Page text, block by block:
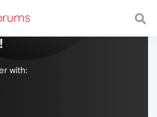
with a fast and
with: